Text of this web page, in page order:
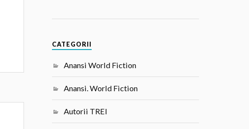
CATEGORII
Anansi World Fiction
Anansi. World Fiction
Autorii TREI